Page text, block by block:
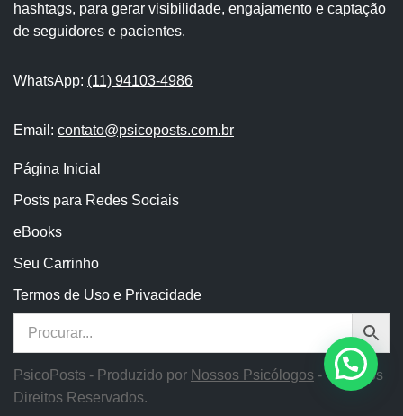
hashtags, para gerar visibilidade, engajamento e captação
de seguidores e pacientes.
WhatsApp: (11) 94103-4986
Email: contato@psicoposts.com.br
Página Inicial
Posts para Redes Sociais
eBooks
Seu Carrinho
Termos de Uso e Privacidade
PsicoPosts - Produzido por Nossos Psicólogos - Todos os
Direitos Reservados.